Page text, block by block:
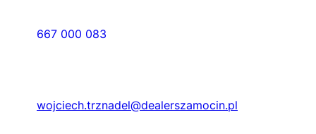
667 000 083
wojciech.trznadel@dealerszamocin.pl